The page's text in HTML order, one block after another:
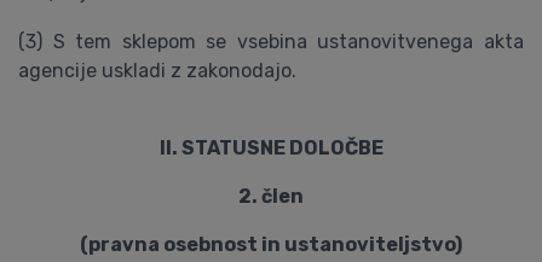
(3) S tem sklepom se vsebina ustanovitvenega akta
agencije uskladi z zakonodajo.
II. STATUSNE DOLOČBE
2. člen
(pravna osebnost in ustanoviteljstvo)